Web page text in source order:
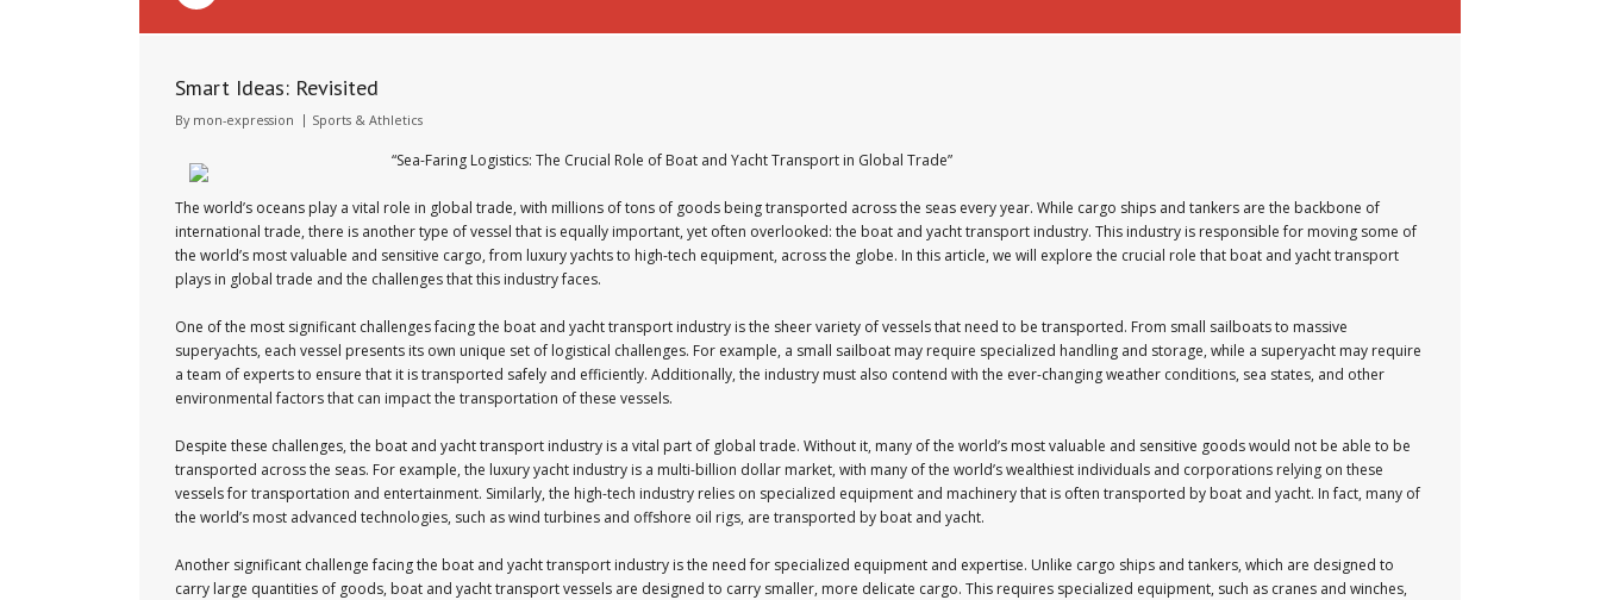
Smart Ideas: Revisited
By mon-expression Sports & Athletics
“Sea-Faring Logistics: The Crucial Role of Boat and Yacht Transport in Global Trade”
The world’s oceans play a vital role in global trade, with millions of tons of goods being transported across the seas every year. While cargo ships and tankers are the backbone of
international trade, there is another type of vessel that is equally important, yet often overlooked: the boat and yacht transport industry. This industry is responsible for moving some of
the world’s most valuable and sensitive cargo, from luxury yachts to high-tech equipment, across the globe. In this article, we will explore the crucial role that boat and yacht transport
plays in global trade and the challenges that this industry faces.
One of the most significant challenges facing the boat and yacht transport industry is the sheer variety of vessels that need to be transported. From small sailboats to massive
superyachts, each vessel presents its own unique set of logistical challenges. For example, a small sailboat may require specialized handling and storage, while a superyacht may require
a team of experts to ensure that it is transported safely and efficiently. Additionally, the industry must also contend with the ever-changing weather conditions, sea states, and other
environmental factors that can impact the transportation of these vessels.
Despite these challenges, the boat and yacht transport industry is a vital part of global trade. Without it, many of the world’s most valuable and sensitive goods would not be able to be
transported across the seas. For example, the luxury yacht industry is a multi-billion dollar market, with many of the world’s wealthiest individuals and corporations relying on these
vessels for transportation and entertainment. Similarly, the high-tech industry relies on specialized equipment and machinery that is often transported by boat and yacht. In fact, many of
the world’s most advanced technologies, such as wind turbines and offshore oil rigs, are transported by boat and yacht.
Another significant challenge facing the boat and yacht transport industry is the need for specialized equipment and expertise. Unlike cargo ships and tankers, which are designed to
carry large quantities of goods, boat and yacht transport vessels are designed to carry smaller, more delicate cargo. This requires specialized equipment, such as cranes and winches,